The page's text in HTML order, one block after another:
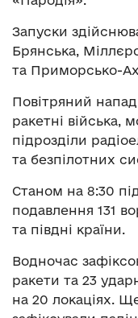
Запуски
Брянська,
та Приморсько-
Повітряний напад
ракетні війська,
підрозділи
та безпілотних
Станом на 8:30
подавлення 131
та півдні країни.
Водночас
ракети та 23
на 20 локаціях.